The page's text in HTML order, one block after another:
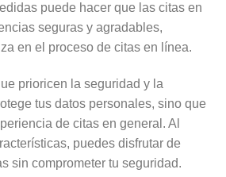
puede hacer que las citas en
seguras y agradables,
en el proceso de citas en línea.
prioricen la seguridad y la
tus datos personales, sino que
de citas en general. Al
puedes disfrutar de
sin comprometer tu seguridad.